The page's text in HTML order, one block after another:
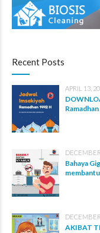
Recent Posts
APRIL 13,
Bahaya
AKIBAT